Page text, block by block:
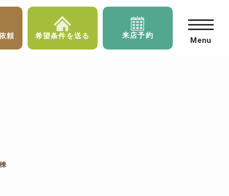
頼 希望条件を送る 来店予約
Menu